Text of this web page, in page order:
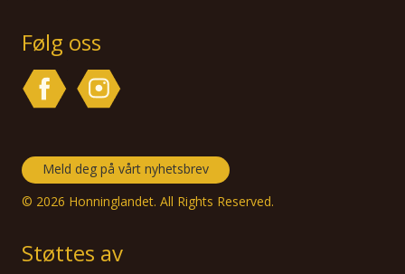
Følg oss
Meld deg på vårt nyhetsbrev
© 2026 Honninglandet. All Rights Reserved.
Støttes av